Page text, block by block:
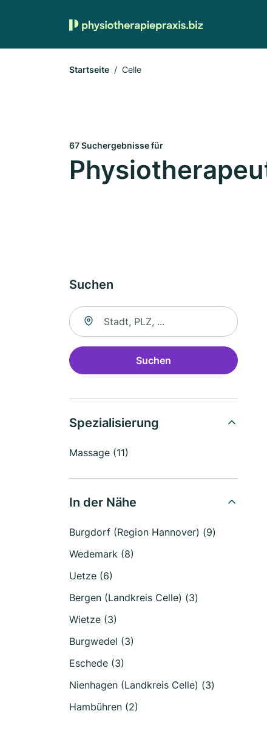
Startseite Celle
67 Suchergebnisse für
Suchen
Suche nach Ort
Suchen
Spezialisierung
Massage (11)
In der Nähe
Burgdorf (Region Hannover) (9)
Wedemark (8)
Uetze (6)
Bergen (Landkreis Celle) (3)
Wietze (3)
Burgwedel (3)
Eschede (3)
Nienhagen (Landkreis Celle) (3)
Hambühren (2)